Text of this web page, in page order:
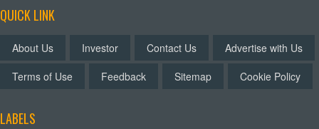
QUICK LINK
About Us Investor Contact Us
Advertise with Us
Terms of Use
Feedback Sitemap Cookie Policy
LABELS